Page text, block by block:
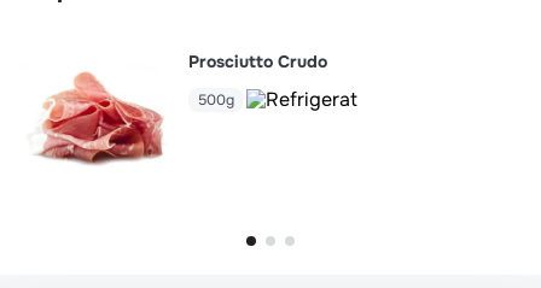
Prosciutto Crudo
500g